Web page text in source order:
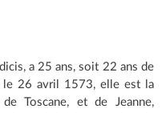
a 25 ans, soit 22 ans de
le 26 avril 1573, elle est la
Toscane, et de Jeanne,